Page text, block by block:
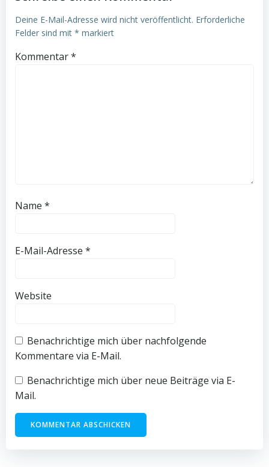
Deine E-Mail-Adresse wird nicht veröffentlicht. Erforderliche
Felder sind mit * markiert
Kommentar*
Name *
E-Mail-Adresse *
Website
Benachrichtige mich über nachfolgende
Kommentare via E-Mail.
Benachrichtige mich über neue Beiträge via E-
Mail.